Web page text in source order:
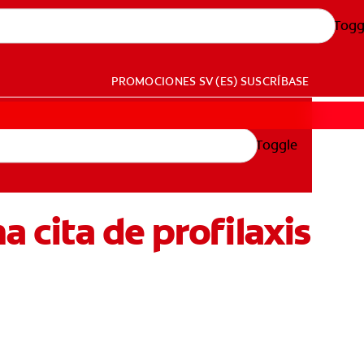
PROMOCIONES SV (ES) SUSCRÍBASE
Toggle
cita de profilaxis